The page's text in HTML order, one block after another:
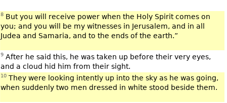
8 But you will receive power when the Holy Spirit comes on
you; and you will be my witnesses in Jerusalem, and in all
Judea and Samaria, and to the ends of the earth.”
9 After he said this, he was taken up before their very eyes,
and a cloud hid him from their sight.
10 They were looking intently up into the sky as he was going,
when suddenly two men dressed in white stood beside them.